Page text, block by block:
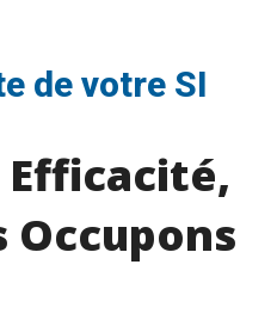
de votre SI
Efficacité,
Occupons